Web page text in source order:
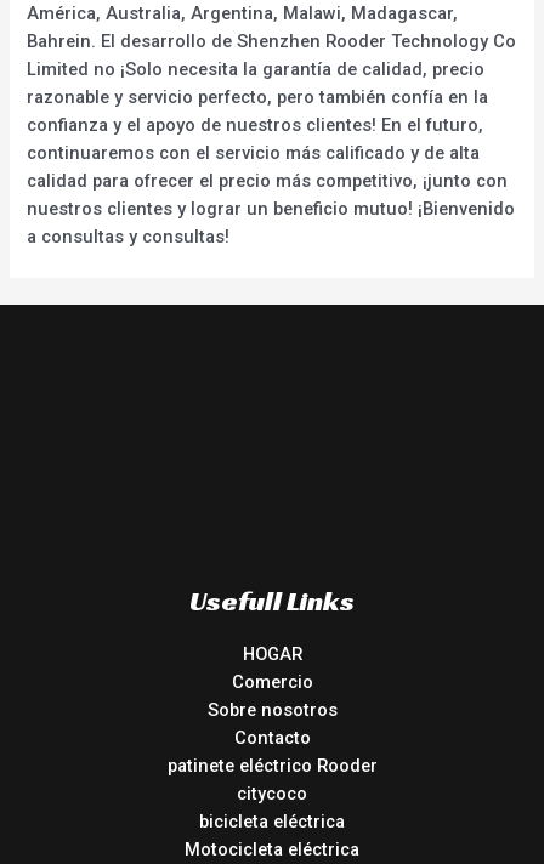
América, Australia, Argentina, Malawi, Madagascar,
Bahrein. El desarrollo de Shenzhen Rooder Technology Co
Limited no ¡Solo necesita la garantía de calidad, precio
razonable y servicio perfecto, pero también confía en la
confianza y el apoyo de nuestros clientes! En el futuro,
continuaremos con el servicio más calificado y de alta
calidad para ofrecer el precio más competitivo, ¡junto con
nuestros clientes y lograr un beneficio mutuo! ¡Bienvenido
a consultas y consultas!
Usefull Links
HOGAR
Comercio
Sobre nosotros
Contacto
patinete eléctrico Rooder
citycoco
bicicleta eléctrica
Motocicleta eléctrica